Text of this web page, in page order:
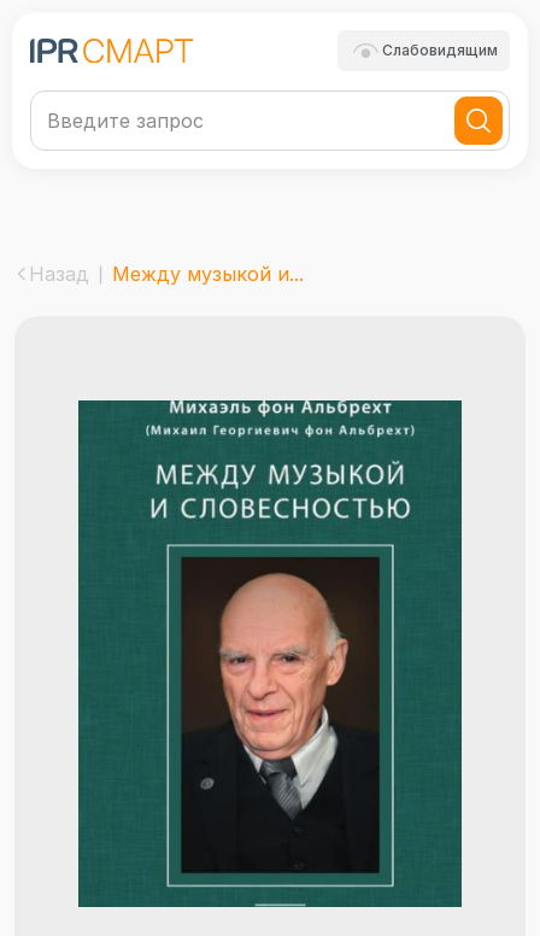
Слабовидящим
Назад Между музыкой и...